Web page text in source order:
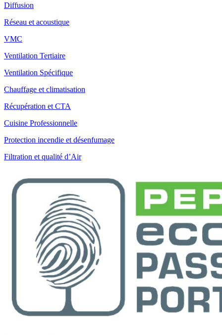
Diffusion
Réseau et acoustique
VMC
Ventilation Tertiaire
Ventilation Spécifique
Chauffage et climatisation
Récupération et CTA
Cuisine Professionnelle
Protection incendie et désenfumage
Filtration et qualité d’Air